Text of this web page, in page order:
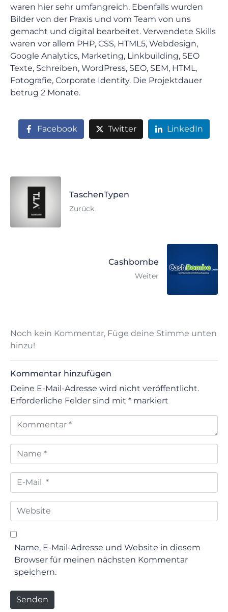
waren hier sehr umfangreich. Ebenfalls wurden
Bilder von der Praxis und vom Team von uns
gemacht und digital bearbeitet. Verwendete Skills
waren vor allem PHP, CSS, HTML5, Webdesign,
Google Analytics, Marketing, Linkbuilding, SEO
Texte, Schreiben, WordPress, SEO, SEM, HTML,
Fotografie, Corporate Identity. Die Projektdauer
betrug 2 Monate.
Facebook Twitter LinkedIn
TaschenTypen
Zurück
Cashbombe
Weiter
Noch kein Kommentar, Füge deine Stimme unten
hinzu!
Kommentar hinzufügen
Deine E-Mail-Adresse wird nicht veröffentlicht.
Erforderliche Felder sind mit * markiert
Kommentar *
Name *
E-Mail *
Website
Name, E-Mail-Adresse und Website in diesem
Browser für meinen nächsten Kommentar
speichern.
Senden